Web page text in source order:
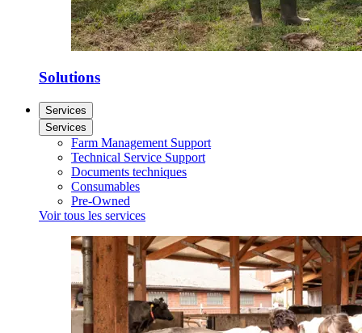
Solutions
Services
Services
Farm Management Support
Technical Service Support
Documents techniques
Consumables
Pre-Owned
Voir tous les services